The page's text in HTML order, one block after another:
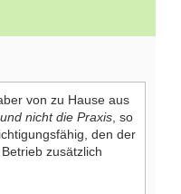
von zu Hause aus
und nicht die Praxis, so
den der
zusätzlich